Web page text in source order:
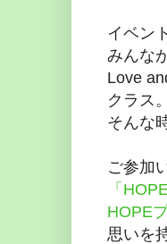
イベン
みんな
Love
クラス。
そんな
ご参加
「
HOPE
思いを